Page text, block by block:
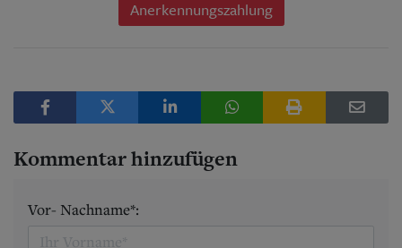
Anerkennungszahlung
Kommentar hinzufügen
Vor- Nachname*: